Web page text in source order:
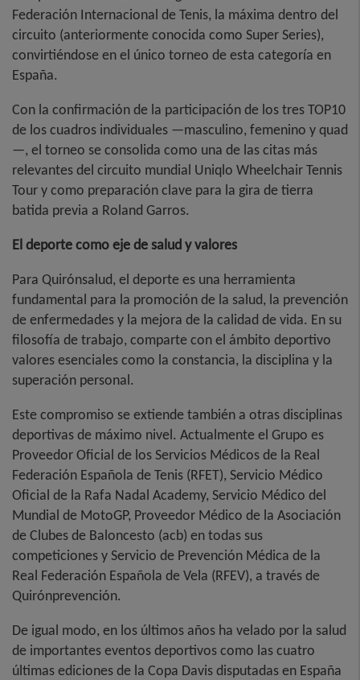
Federación Internacional de Tenis, la máxima dentro del
circuito (anteriormente conocida como Super Series),
convirtiéndose en el único torneo de esta categoría en
España.
Con la confirmación de la participación de los tres TOP10
de los cuadros individuales —masculino, femenino y quad
—, el torneo se consolida como una de las citas más
relevantes del circuito mundial Uniqlo Wheelchair Tennis
Tour y como preparación clave para la gira de tierra
batida previa a Roland Garros.
El deporte como eje de salud y valores
Para Quirónsalud, el deporte es una herramienta
fundamental para la promoción de la salud, la prevención
de enfermedades y la mejora de la calidad de vida. En su
filosofía de trabajo, comparte con el ámbito deportivo
valores esenciales como la constancia, la disciplina y la
superación personal.
Este compromiso se extiende también a otras disciplinas
deportivas de máximo nivel. Actualmente el Grupo es
Proveedor Oficial de los Servicios Médicos de la Real
Federación Española de Tenis (RFET), Servicio Médico
Oficial de la Rafa Nadal Academy, Servicio Médico del
Mundial de MotoGP, Proveedor Médico de la Asociación
de Clubes de Baloncesto (acb) en todas sus
competiciones y Servicio de Prevención Médica de la
Real Federación Española de Vela (RFEV), a través de
Quirónprevención.
De igual modo, en los últimos años ha velado por la salud
de importantes eventos deportivos como las cuatro
últimas ediciones de la Copa Davis disputadas en España